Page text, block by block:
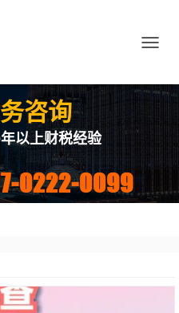
导
咨询
以上财税经验
0222-0099